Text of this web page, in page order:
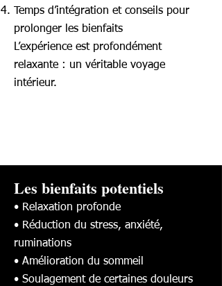
Temps d’intégration et conseils pour
prolonger les bienfaits
L’expérience est profondément
relaxante : un véritable voyage
intérieur.
Les bienfaits potentiels
• Relaxation profonde
• Réduction du stress, anxiété,
ruminations
• Amélioration du sommeil
• Soulagement de certaines douleurs